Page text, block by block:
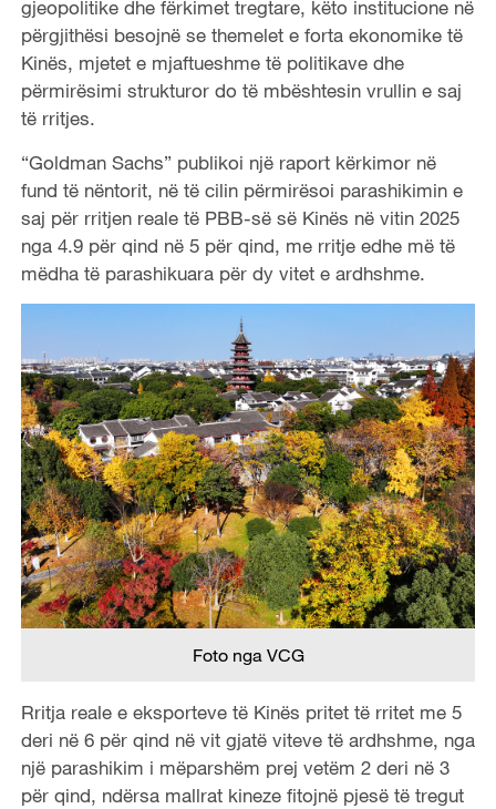
gjeopolitike dhe fërkimet tregtare, këto institucione në
përgjithësi besojnë se themelet e forta ekonomike të
Kinës, mjetet e mjaftueshme të politikave dhe
përmirësimi strukturor do të mbështesin vrullin e saj
të rritjes.
“Goldman Sachs” publikoi një raport kërkimor në
fund të nëntorit, në të cilin përmirësoi parashikimin e
saj për rritjen reale të PBB-së së Kinës në vitin 2025
nga 4.9 për qind në 5 për qind, me rritje edhe më të
mëdha të parashikuara për dy vitet e ardhshme.
Foto nga VCG
Rritja reale e eksporteve të Kinës pritet të rritet me 5
deri në 6 për qind në vit gjatë viteve të ardhshme, nga
një parashikim i mëparshëm prej vetëm 2 deri në 3
për qind, ndërsa mallrat kineze fitojnë pjesë të tregut